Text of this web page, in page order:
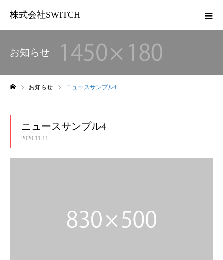
株式会社SWITCH
お知らせ
お知らせ ニュースサンプル4
ニュースサンプル4
2020.11.11